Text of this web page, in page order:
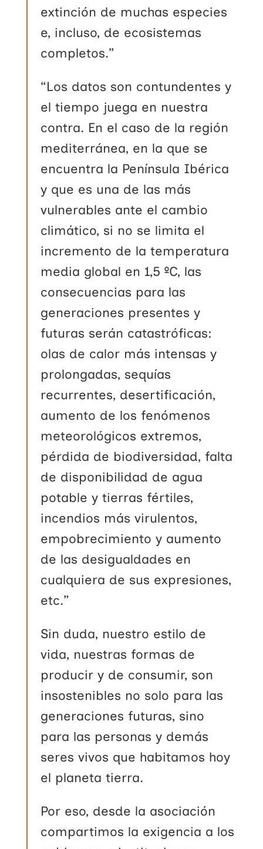
extinción de muchas especies
e, incluso, de ecosistemas
completos.”
“Los datos son contundentes y
el tiempo juega en nuestra
contra. En el caso de la región
mediterránea, en la que se
encuentra la Península Ibérica
y que es una de las más
vulnerables ante el cambio
climático, si no se limita el
incremento de la temperatura
media global en 1,5 ºC, las
consecuencias para las
generaciones presentes y
futuras serán catastróficas:
olas de calor más intensas y
prolongadas, sequías
recurrentes, desertificación,
aumento de los fenómenos
meteorológicos extremos,
pérdida de biodiversidad, falta
de disponibilidad de agua
potable y tierras fértiles,
incendios más virulentos,
empobrecimiento y aumento
de las desigualdades en
cualquiera de sus expresiones,
etc.”
Sin duda, nuestro estilo de
vida, nuestras formas de
producir y de consumir, son
insostenibles no solo para las
generaciones futuras, sino
para las personas y demás
seres vivos que habitamos hoy
el planeta tierra.
Por eso, desde la asociación
compartimos la exigencia a los